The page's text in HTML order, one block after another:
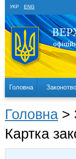
УКР ENG
Головна
Головна >
Картка